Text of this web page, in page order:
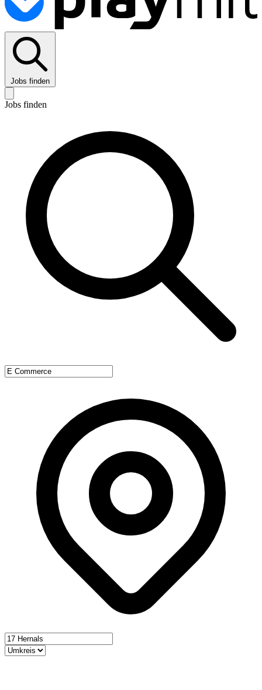
Jobs finden
Jobs finden